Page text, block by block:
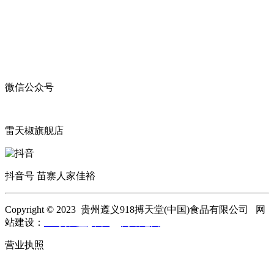
微信公众号
雷天椒旗舰店
抖音号 苗寨人家佳裕
Copyright © 2023 贵州遵义918搏天堂(中国)食品有限公司 网
站建设：
营业执照